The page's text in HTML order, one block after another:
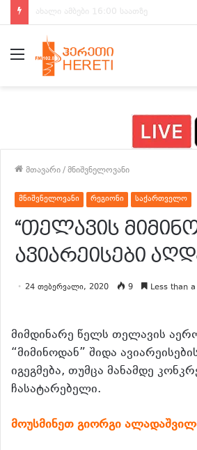
ახალი ამბები 15:00 საათზე
მენიუ
მთავარი/მნიშვნელოვანი
მნიშვნელოვანი რეგიონი საქართველო
“თელავის
ავიარეისები
24 თებერვალი, 2020 9 Less than
მიმდინარე წელს თელავის
“მიმინოდან” შიდა
იგეგმება, თუმცა მანამდე
ჩასატარებელი.
მოუსმინეთ გიორგი